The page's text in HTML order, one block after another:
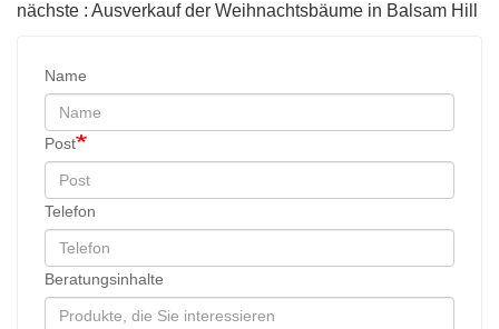
nächste : Ausverkauf der Weihnachtsbäume in Balsam Hill
Name
Post
Telefon
Beratungsinhalte